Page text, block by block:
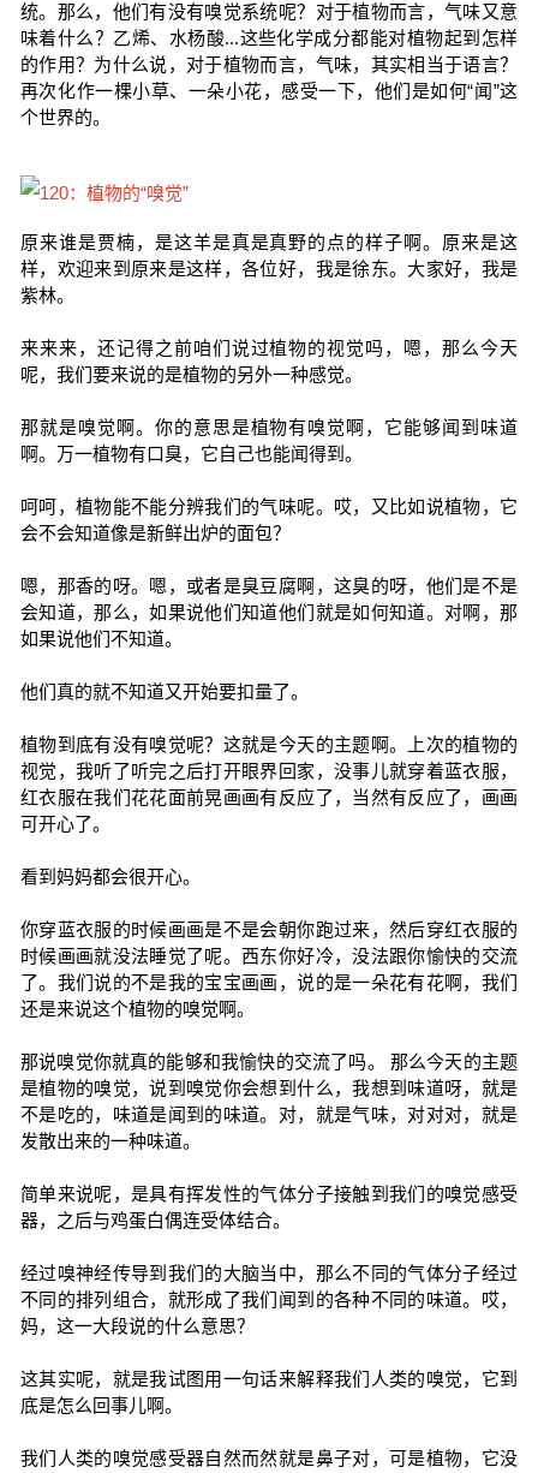
统。那么，他们有没有嗅觉系统呢？对于植物而言，气味又意
味着什么？乙烯、水杨酸...这些化学成分都能对植物起到怎样
的作用？为什么说，对于植物而言，气味，其实相当于语言？
再次化作一棵小草、一朵小花，感受一下，他们是如何“闻”这
个世界的。
原来谁是贾楠，是这羊是真是真野的点的样子啊。原来是这
样，欢迎来到原来是这样，各位好，我是徐东。大家好，我是
紫林。
来来来，还记得之前咱们说过植物的视觉吗，嗯，那么今天
呢，我们要来说的是植物的另外一种感觉。
那就是嗅觉啊。你的意思是植物有嗅觉啊，它能够闻到味道
啊。万一植物有口臭，它自己也能闻得到。
呵呵，植物能不能分辨我们的气味呢。哎，又比如说植物，它
会不会知道像是新鲜出炉的面包？
嗯，那香的呀。嗯，或者是臭豆腐啊，这臭的呀，他们是不是
会知道，那么，如果说他们知道他们就是如何知道。对啊，那
如果说他们不知道。
他们真的就不知道又开始要扣量了。
植物到底有没有嗅觉呢？这就是今天的主题啊。上次的植物的
视觉，我听了听完之后打开眼界回家，没事儿就穿着蓝衣服，
红衣服在我们花花面前晃画画有反应了，当然有反应了，画画
可开心了。
看到妈妈都会很开心。
你穿蓝衣服的时候画画是不是会朝你跑过来，然后穿红衣服的
时候画画就没法睡觉了呢。西东你好冷，没法跟你愉快的交流
了。我们说的不是我的宝宝画画，说的是一朵花有花啊，我们
还是来说这个植物的嗅觉啊。
那说嗅觉你就真的能够和我愉快的交流了吗。 那么今天的主题
是植物的嗅觉，说到嗅觉你会想到什么，我想到味道呀，就是
不是吃的，味道是闻到的味道。对，就是气味，对对对，就是
发散出来的一种味道。
简单来说呢，是具有挥发性的气体分子接触到我们的嗅觉感受
器，之后与鸡蛋白偶连受体结合。
经过嗅神经传导到我们的大脑当中，那么不同的气体分子经过
不同的排列组合，就形成了我们闻到的各种不同的味道。哎，
妈，这一大段说的什么意思？
这其实呢，就是我试图用一句话来解释我们人类的嗅觉，它到
底是怎么回事儿啊。
我们人类的嗅觉感受器自然而然就是鼻子对，可是植物，它没